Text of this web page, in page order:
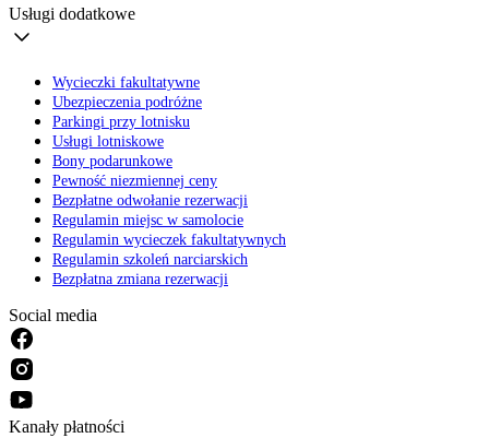
Usługi dodatkowe
Wycieczki fakultatywne
Ubezpieczenia podróżne
Parkingi przy lotnisku
Usługi lotniskowe
Bony podarunkowe
Pewność niezmiennej ceny
Bezpłatne odwołanie rezerwacji
Regulamin miejsc w samolocie
Regulamin wycieczek fakultatywnych
Regulamin szkoleń narciarskich
Bezpłatna zmiana rezerwacji
Social media
Kanały płatności